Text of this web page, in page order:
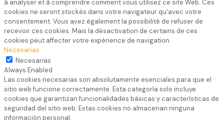
à analyser et à comprendre comment vous utilisez ce site Web. Ces
cookies ne seront stockés dans votre navigateur qu'avec votre
consentement. Vous avez également la possibilité de refuser de
recevoir ces cookies. Mais la désactivation de certains de ces
cookies peut affecter votre expérience de navigation.
Necesarias
Necesarias
Always Enabled
Las cookies necesarias son absolutamente esenciales para que el
sitio web funcione correctamente. Esta categoría solo incluye
cookies que garantizan funcionalidades básicas y características de
seguridad del sitio web. Estas cookies no almacenan ninguna
información personal.